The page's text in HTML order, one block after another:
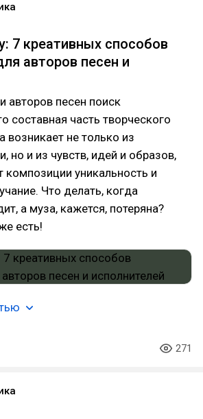
7 креативных способов
авторов песен и
авторов песен поиск
составная часть творческого
возникает не только из
но и из чувств, идей и образов,
уникальность и
Что делать, когда
а муза, кажется, потеряна?
есть!
271